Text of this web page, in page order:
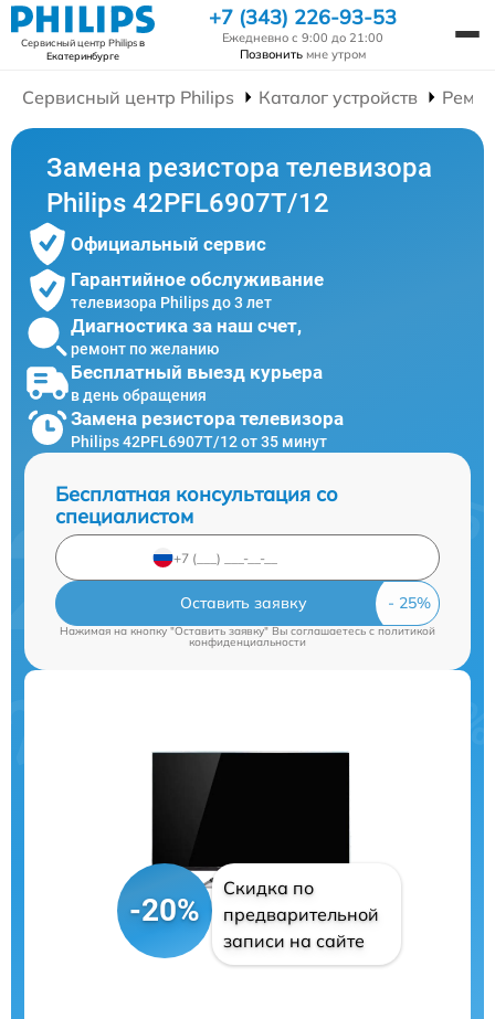
Сервисный центр Philipsв
Екатеринбурге
+7 (343) 226-93-53
Ежедневно с 9:00 до 21:00
Позвонить мне утром
Сервисный центр Philips Каталог устройств
Замена резистора телевизора
Philips 42PFL6907T/12
Официальный сервис
Гарантийное обслуживание
телевизора Philips до 3 лет
Диагностика за наш счет,
ремонт по желанию
Бесплатный выезд курьера
в день обращения
Замена резистора телевизора
Philips 42PFL6907T/12 от 35 минут
Бесплатная консультация со
специалистом
Оставить заявку
Нажимая на кнопку "Оставить заявку" Вы соглашаетесь c политикой
конфиденциальности
-20%
Скидка по
предварительной
записи на сайте